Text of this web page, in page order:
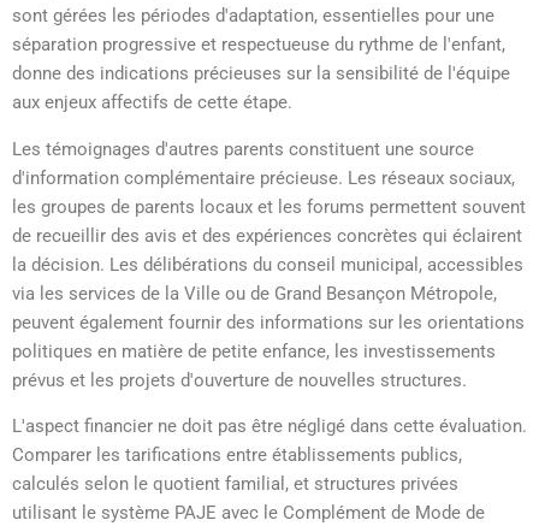
sont gérées les périodes d'adaptation, essentielles pour une
séparation progressive et respectueuse du rythme de l'enfant,
donne des indications précieuses sur la sensibilité de l'équipe
aux enjeux affectifs de cette étape.
Les témoignages d'autres parents constituent une source
d'information complémentaire précieuse. Les réseaux sociaux,
les groupes de parents locaux et les forums permettent souvent
de recueillir des avis et des expériences concrètes qui éclairent
la décision. Les délibérations du conseil municipal, accessibles
via les services de la Ville ou de Grand Besançon Métropole,
peuvent également fournir des informations sur les orientations
politiques en matière de petite enfance, les investissements
prévus et les projets d'ouverture de nouvelles structures.
L'aspect financier ne doit pas être négligé dans cette évaluation.
Comparer les tarifications entre établissements publics,
calculés selon le quotient familial, et structures privées
utilisant le système PAJE avec le Complément de Mode de